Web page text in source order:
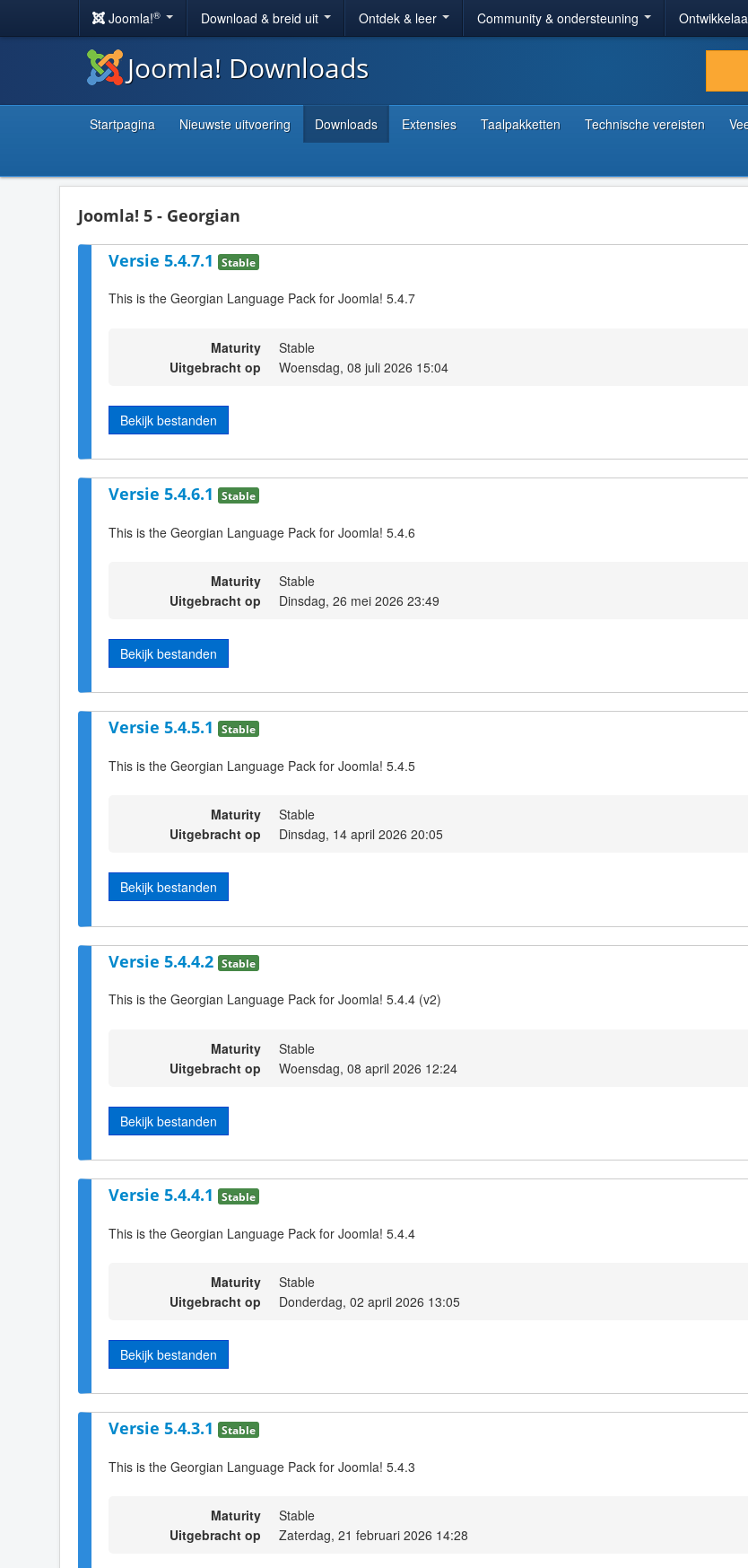
Joomla!® Download & breid uit Ontdek & leer Community & ondersteuning
Joomla! Downloads
Startpagina Nieuwste uitvoering Downloads Extensies Taalpakketten Technische vereisten
Joomla! 5 - Georgian
Versie 5.4.7.1 Stable
This is the Georgian Language Pack for Joomla! 5.4.7
Maturity
Stable
Uitgebracht op
Woensdag, 08 juli 2026 15:04
Bekijk bestanden
Versie 5.4.6.1 Stable
This is the Georgian Language Pack for Joomla! 5.4.6
Maturity
Stable
Uitgebracht op
Dinsdag, 26 mei 2026 23:49
Bekijk bestanden
Versie 5.4.5.1 Stable
This is the Georgian Language Pack for Joomla! 5.4.5
Maturity
Stable
Uitgebracht op
Dinsdag, 14 april 2026 20:05
Bekijk bestanden
Versie 5.4.4.2 Stable
This is the Georgian Language Pack for Joomla! 5.4.4 (v2)
Maturity
Stable
Uitgebracht op
Woensdag, 08 april 2026 12:24
Bekijk bestanden
Versie 5.4.4.1 Stable
This is the Georgian Language Pack for Joomla! 5.4.4
Maturity
Stable
Uitgebracht op
Donderdag, 02 april 2026 13:05
Bekijk bestanden
Versie 5.4.3.1 Stable
This is the Georgian Language Pack for Joomla! 5.4.3
Maturity
Stable
Uitgebracht op
Zaterdag, 21 februari 2026 14:28